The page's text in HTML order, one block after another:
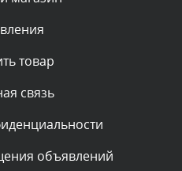
после проверки
товар
связь
объявлений